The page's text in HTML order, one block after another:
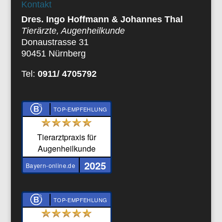
Kontakt
Dres. Ingo Hoffmann & Johannes Thal
Tierärzte, Augenheilkunde
Donaustrasse 31
90451 Nürnberg
Tel: 0911/ 4705792
TOP-EMPFEHLUNG
Tierarztpraxis für
Augenheilkunde
Bayern-online.de 2025
TOP-EMPFEHLUNG